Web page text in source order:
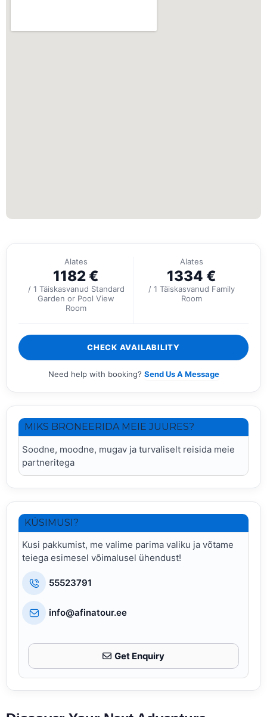
Alates
1182 €
/ 1 Täiskasvanud Standard
Garden or Pool View
Room
Alates
1334 €
/ 1 Täiskasvanud Family
Room
CHECK AVAILABILITY
Need help with booking? Send Us A Message
MIKS BRONEERIDA MEIE JUURES?
Soodne, moodne, mugav ja turvaliselt reisida meie
partneritega
KÜSIMUSI?
Kusi pakkumist, me valime parima valiku ja võtame
teiega esimesel võimalusel ühendust!
55523791
info@afinatour.ee
Get Enquiry